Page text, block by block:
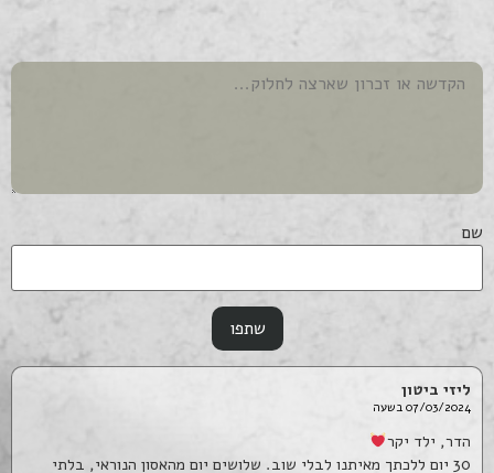
שם
ליזי ביטון
07/03/2024 בשעה
הדר, ילד יקר
30 יום ללכתך מאיתנו לבלי שוב. שלושים יום מהאסון הנוראי, בלתי